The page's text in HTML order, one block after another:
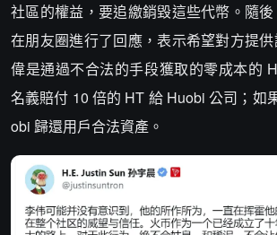
社區的權益，要追繳銷毀這些代幣。隨
在朋友圈進行了回應，表示希望對方提
偉是通過不合法的手段獲取的零成本的
名義賠付 10 倍的 HT 給 Huobi 公司；如
obi 歸還用戶合法資產。